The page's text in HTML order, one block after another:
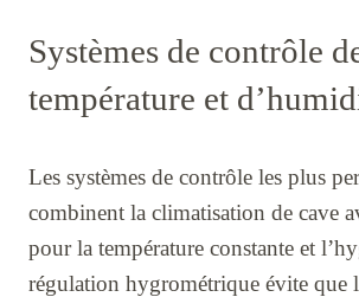
Systèmes de contrôle
température et
Les systèmes de contrôle les plus
combinent la climatisation de cave
pour la température constante et
régulation hygrométrique évite que